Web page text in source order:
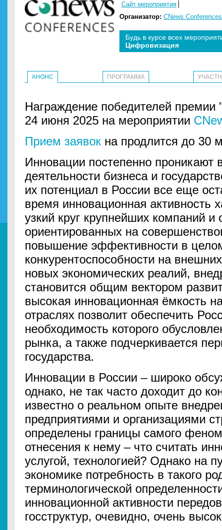
Сайт мероприятия
Организатор: CNews
Будь в курсе всех
Цифровизация
АНОНС ПРОГРАММА
Награждение победителей премии
24 июня 2025 на мероприятии
Прием заявок на продлится до 30
Инновации постепенно проникают
деятельности бизнеса и
их потенциал в России все еще
время инновационная активность
узкий круг крупнейших компаний
ориентированных на
повышение эффективности в
конкурентоспособности на
новых экономических реалий,
становится общим вектором
высокая инновационная ёмкость
отраслях позволит обеспечить
необходимость которого
рынка, а также подчеркивается
государства.
Инновации в России – широко
однако, не так часто доходит до
известно о реальном опыте
предприятиями и организациями
определены границы самого
отнесения к нему – что считать
услугой, технологией? Однако на
экономике потребность в такого
терминологической
инновационной активности
госструктур, очевидно, очень